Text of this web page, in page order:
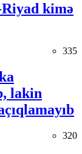
kimə
335
lakin
320